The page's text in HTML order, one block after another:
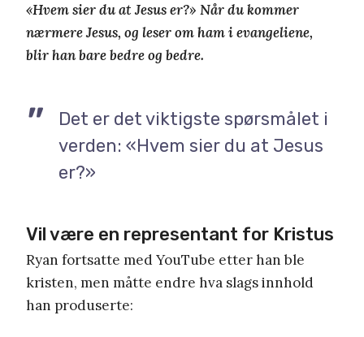
«Hvem sier du at Jesus er?» Når du kommer
nærmere Jesus, og leser om ham i evangeliene,
blir han bare bedre og bedre.
Det er det viktigste spørsmålet i
verden: «Hvem sier du at Jesus
er?»
Vil være en representant for Kristus
Ryan fortsatte med YouTube etter han ble
kristen, men måtte endre hva slags innhold
han produserte: